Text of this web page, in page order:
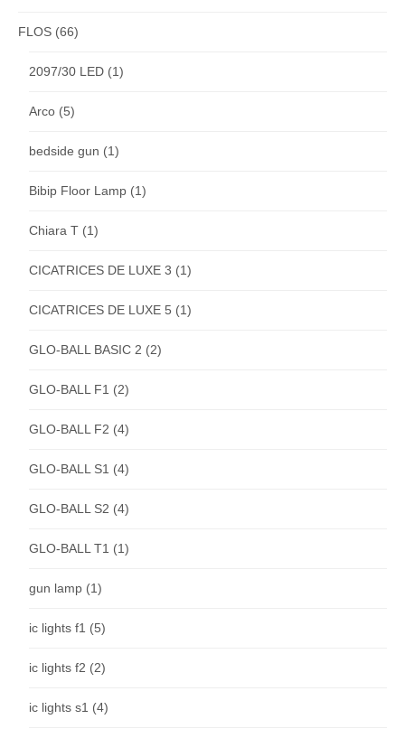
FLOS (66)
2097/30 LED (1)
Arco (5)
bedside gun (1)
Bibip Floor Lamp (1)
Chiara T (1)
CICATRICES DE LUXE 3 (1)
CICATRICES DE LUXE 5 (1)
GLO-BALL BASIC 2 (2)
GLO-BALL F1 (2)
GLO-BALL F2 (4)
GLO-BALL S1 (4)
GLO-BALL S2 (4)
GLO-BALL T1 (1)
gun lamp (1)
ic lights f1 (5)
ic lights f2 (2)
ic lights s1 (4)